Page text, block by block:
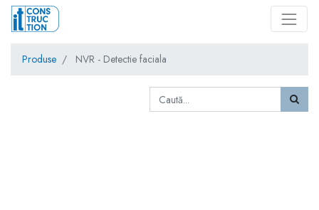
Produse NVR - Detectie faciala